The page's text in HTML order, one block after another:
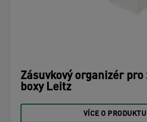
Zásuvkový organizér pro
boxy Leitz
VÍCE O PRODUKTU